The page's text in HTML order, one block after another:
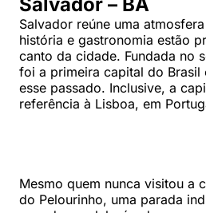
Salvador reúne uma
história e gastronomia estão
canto da cidade. Fundada no
foi a primeira capital do Brasil
esse passado. Inclusive, a
referência à Lisboa, em
Mesmo quem nunca visitou a
do Pelourinho, uma parada